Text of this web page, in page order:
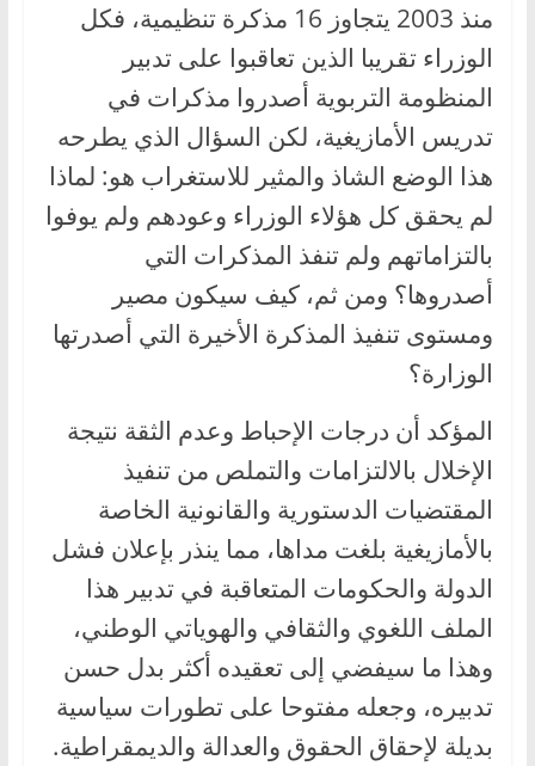
منذ 2003 يتجاوز 16 مذكرة تنظيمية، فكل
الوزراء تقريبا الذين تعاقبوا على تدبير
المنظومة التربوية أصدروا مذكرات في
تدريس الأمازيغية، لكن السؤال الذي يطرحه
هذا الوضع الشاذ والمثير للاستغراب هو: لماذا
لم يحقق كل هؤلاء الوزراء وعودهم ولم يوفوا
بالتزاماتهم ولم تنفذ المذكرات التي
أصدروها؟ ومن ثم، كيف سيكون مصير
ومستوى تنفيذ المذكرة الأخيرة التي أصدرتها
الوزارة؟
المؤكد أن درجات الإحباط وعدم الثقة نتيجة
الإخلال بالالتزامات والتملص من تنفيذ
المقتضيات الدستورية والقانونية الخاصة
بالأمازيغية بلغت مداها، مما ينذر بإعلان فشل
الدولة والحكومات المتعاقبة في تدبير هذا
الملف اللغوي والثقافي والهوياتي الوطني،
وهذا ما سيفضي إلى تعقيده أكثر بدل حسن
تدبيره، وجعله مفتوحا على تطورات سياسية
بديلة لإحقاق الحقوق والعدالة والديمقراطية.